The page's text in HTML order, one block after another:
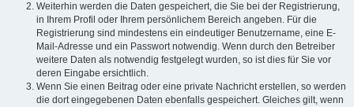
Weiterhin werden die Daten gespeichert, die Sie bei der Registrierung,
in Ihrem Profil oder Ihrem persönlichem Bereich angeben. Für die
Registrierung sind mindestens ein eindeutiger Benutzername, eine E-
Mail-Adresse und ein Passwort notwendig. Wenn durch den Betreiber
weitere Daten als notwendig festgelegt wurden, so ist dies für Sie vor
deren Eingabe ersichtlich.
Wenn Sie einen Beitrag oder eine private Nachricht erstellen, so werden
die dort eingegebenen Daten ebenfalls gespeichert. Gleiches gilt, wenn